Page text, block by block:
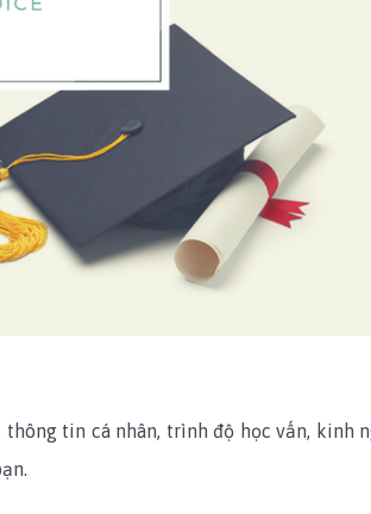
tin cá nhân, trình độ học vấn, kinh